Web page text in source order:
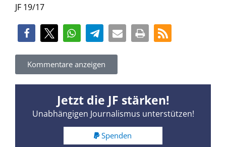
JF 19/17
Kommentare anzeigen
Jetzt die JF stärken!
Unabhängigen Journalismus unterstützen!
Spenden